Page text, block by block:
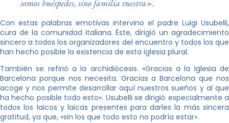
somos huéspedes, sino familia vuestra».
Con estas palabras emotivas intervino el padre Luigi Usubelli,
cura de la comunidad italiana. Éste, dirigió un agradecimiento
sincero a todos los organizadores del encuentro y todos los que
han hecho posible la existencia de esta iglesia plural.
También se refirió a la archidiócesis. «Gracias a la Iglesia de
Barcelona porque nos necesita. Gracias a Barcelona que nos
acoge y nos permite desarrollar aquí nuestros sueños y al que
ha hecho posible todo esto». Usubelli se dirigió especialmente a
todos los laicos y laicas presentes para darles la más sincera
gratitud, ya que, «sin los que todo esto no podría estar».